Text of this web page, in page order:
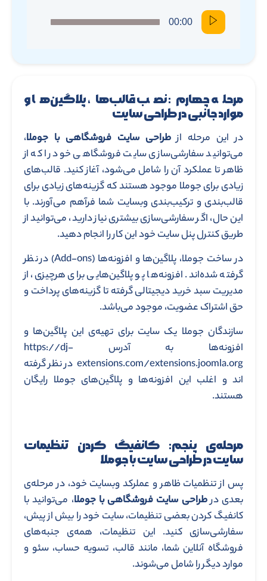
00:00
مرحله چهارم: نصب قالب‌ها، پلاگین‌ها و
موارد جانبی در طراحی سایت
در این مرحله ازطراحی سایت فروشگاهی با جوملا،
می‌توانید سفارشی‌سازی سایت فروشگاهی خود را که از
ظاهر تا عملکرد آن را شامل می‌شود، آغاز کنید. قالب‌های
زیادی برای جوملا موجود هستند که گزینه‌های زیادی برای
قالب‌بندی و ترکیب‌بندی وبسایت شما فرآهم می‌آورند. با
این حال، اگر سفارشی‌سازی بیشتری نیاز دارید، می‌توانید از
طریق کنترل پنل سایت خود این کار را انجام دهید.
در ساخت جوملا، پلاگین‌ها و افزونه‌ها (Add-ons) در نظر
گرفته شده‌اند. افزونه‌ها پو پلاگین‌هایی برای هرچیزی، از
مدیریت سبد خرید دیجیتالی گرفته تا گزینه‌های پرداخت و
حق اشتراک عضویت، موجود می‌باشد.
سازندگان جوملا یک سایت برای تهیه‌ی این پلاگین‌ها و
افزونه‌ها به آدرس https://dj-
extensions.com/extensions.joomla.org در نظر گرفته
اند و اغلب این افزونه‌ها و پلاگین‌های جوملا رایگان
هستند.
مرحله‌ی پنجم: کانفیگ‌ کردن تنظیمات
سایت در طراحی سایت با جوملا
پس از تنظمیات ظاهر و عملرکد وبسایت خود، در مرحله‌ی
بعدی درطراحی سایت فروشگاهی با جوملا، می‌توانید با
کانفیگ کردن بعضی تنظیمات، سایت خود را بیش از پیش،
سفارشی‌سازی کنید. این تنظیمات، همه‌ی جنبه‌های
فروشگاه آنلاین شما، مانند قالب، تسویه حساب، سئو و
موارد دیگر را شامل می‌شوند.